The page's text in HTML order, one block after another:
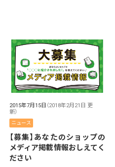
2015年7月15日 （2018年2月21日 更
新）
ニュース
【募集】あなたのショップの
メディア掲載情報おしえてく
ださい